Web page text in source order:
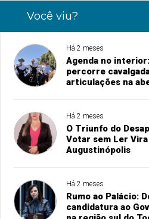
Você viu?
Há 2 meses
Agenda no
percorre
articulações na
Há 2 meses
O Triunfo do
Votar sem Ler
Augustinópolis
Há 2 meses
Rumo ao Palácio:
candidatura ao